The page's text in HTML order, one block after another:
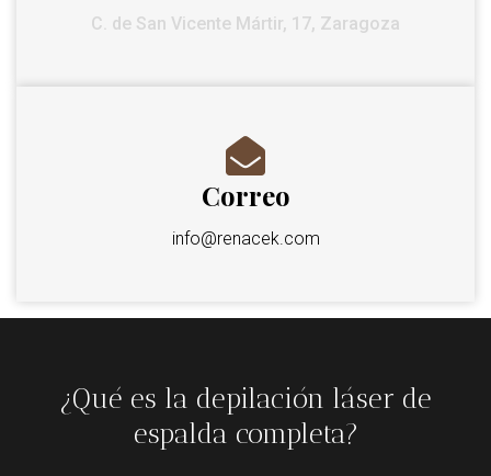
C. de San Vicente Mártir, 17, Zaragoza
Correo
info@renacek.com
¿Qué es la depilación láser de
espalda completa?